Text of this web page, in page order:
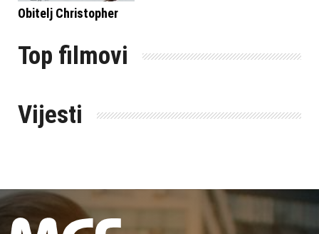
Obitelj Christopher
Top filmovi
Vijesti